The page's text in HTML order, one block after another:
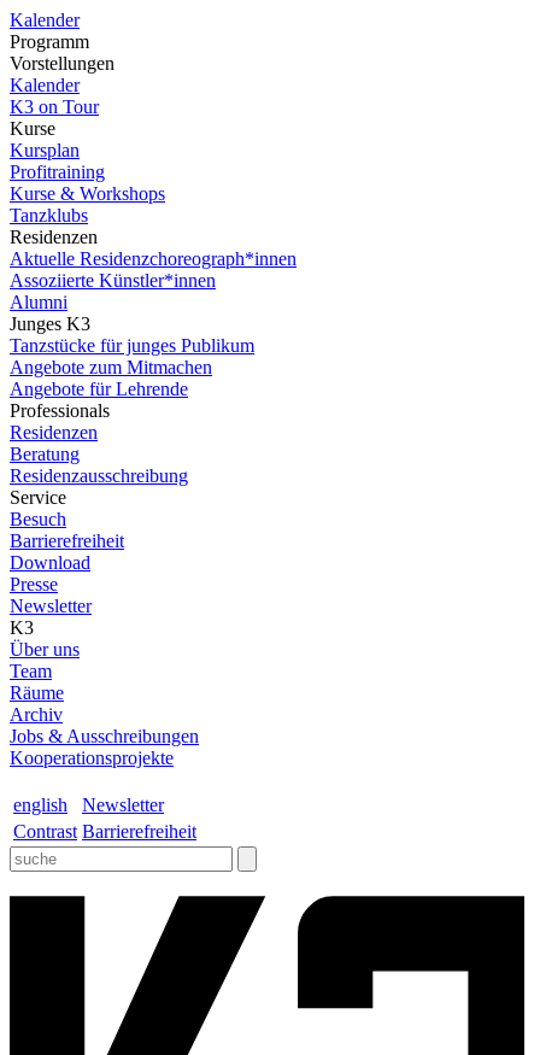
Kalender
Programm
Vorstellungen
Kalender
K3 on Tour
Kurse
Kursplan
Profitraining
Kurse & Workshops
Tanzklubs
Residenzen
Aktuelle Residenzchoreograph*innen
Assoziierte Künstler*innen
Alumni
Junges K3
Tanzstücke für junges Publikum
Angebote zum Mitmachen
Angebote für Lehrende
Professionals
Residenzen
Beratung
Residenzausschreibung
Service
Besuch
Barrierefreiheit
Download
Presse
Newsletter
K3
Über uns
Team
Räume
Archiv
Jobs & Ausschreibungen
Kooperationsprojekte
english
Newsletter
Contrast Barrierefreiheit